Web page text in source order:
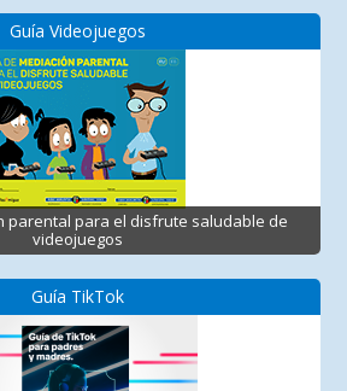
Guía Videojuegos
parental para el disfrute saludable de
videojuegos
Guía TikTok